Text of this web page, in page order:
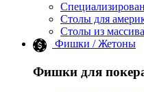
Столы для
Столы из
Фишки / Жетоны
Фишки для